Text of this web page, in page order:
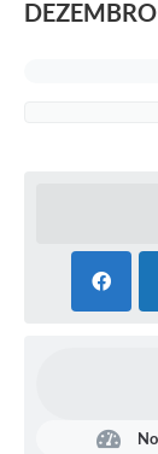
DEZEMBRO